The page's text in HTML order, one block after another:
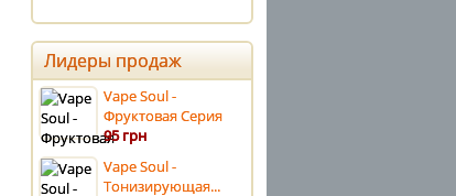
Лидеры продаж
Vape Soul -
Фруктовая Серия
95 грн
Vape Soul -
Тонизирующая...